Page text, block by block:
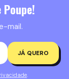
mail.
JÁ QUERO
.